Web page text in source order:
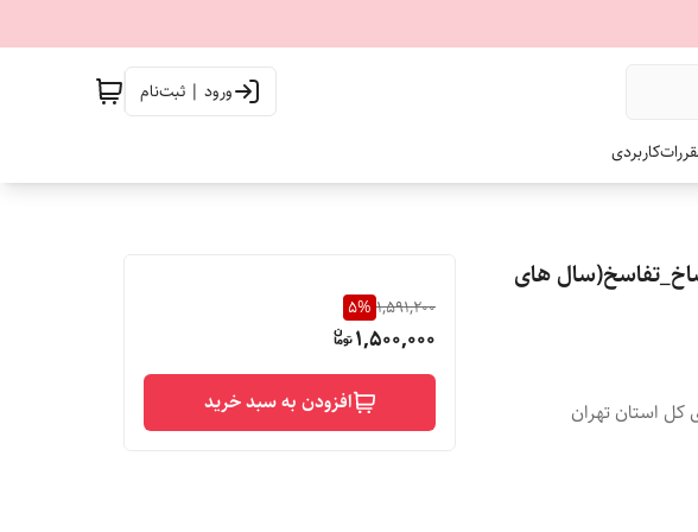
ورود | ثبت‌نام
کاربردی
های
کل استان تهران
1,591,200
5%
1,500,000
افزودن به سبد خرید